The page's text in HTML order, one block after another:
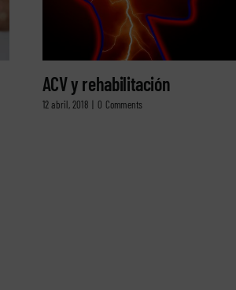
ACV y rehabilitación
12 abril, 2018 0 Comments